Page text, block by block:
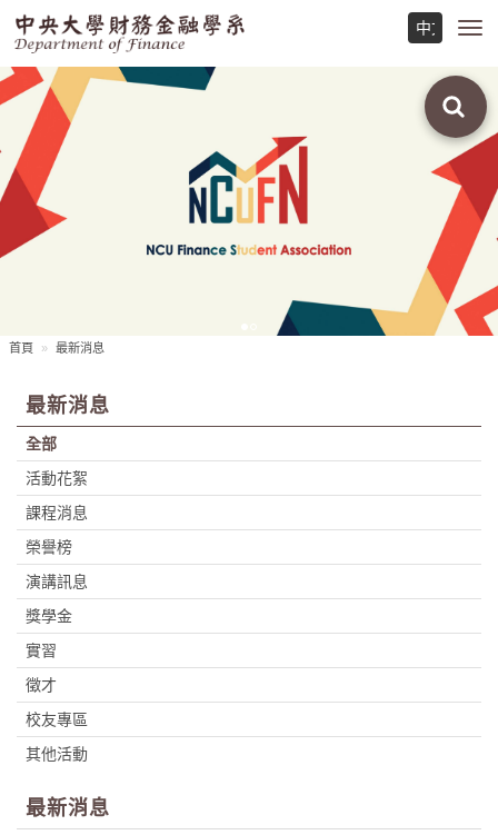
首頁 最新消息
最新消息
全部
活動花絮
課程消息
榮譽榜
演講訊息
獎學金
實習
徵才
校友專區
其他活動
最新消息